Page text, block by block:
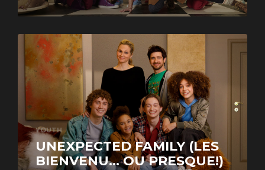
YOUTH
UNEXPECTED FAMILY (LES
BIENVENU... OU PRESQUE!)